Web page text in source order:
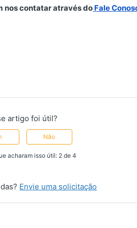
nos contatar através do Fale
artigo foi útil?
Não
acharam isso útil: 2 de 4
Envie uma solicitação